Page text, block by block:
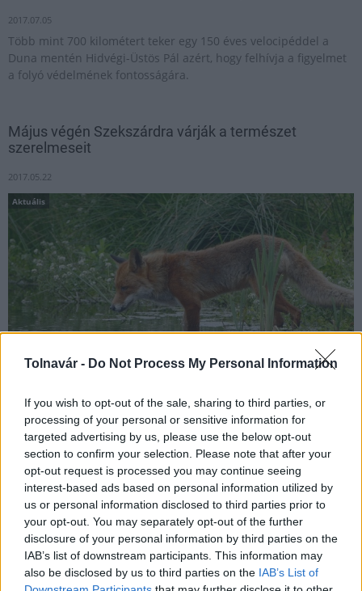
Tolnavár - Do Not Process My Personal Information
If you wish to opt-out of the sale, sharing to third parties, or
processing of your personal or sensitive information for
targeted advertising by us, please use the below opt-out
section to confirm your selection. Please note that after your
opt-out request is processed you may continue seeing
interest-based ads based on personal information utilized by
us or personal information disclosed to third parties prior to
your opt-out. You may separately opt-out of the further
disclosure of your personal information by third parties on the
IAB’s list of downstream participants. This information may
also be disclosed by us to third parties on the IAB’s List of
2017.07.05
Több mint 700 kilométert teker egy 150 éves velocipéddel a
Duna mentén Hidvégi-Üstös Pál azért, hogy felhívja a figyelmet
a folyó védelmének fontosságára.
Május végén Szekszárdra várják a természet
szerelmeseit
2017.05.22
Aktuális
2017. május 26. és 27. között első alkalommal kerül
megrendezésre Szekszárdon az Országos Természet- és
Környezetvédelmi Filmnapok. A kétnapos rendezvényen többek
között ingyenesen látogatható folyamatos természetfilm
vetítések és kiállítások várják az érdeklődőket.
Az IKEA jövőre megszünteti az egyszer használatos
műanyag termékeket